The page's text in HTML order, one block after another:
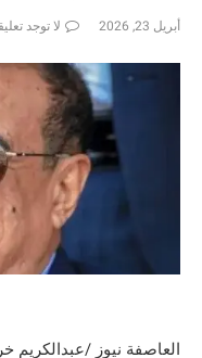
أبريل 23, 2026 لا توجد
العاصفة نيوز /